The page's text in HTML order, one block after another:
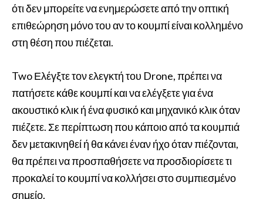
ότι δεν μπορείτε να ενημερώσετε από την οπτική
επιθεώρηση μόνο του αν το κουμπί είναι κολλημένο
στη θέση που πιέζεται.
Two Ελέγξτε τον ελεγκτή του Drone, πρέπει να
πατήσετε κάθε κουμπί και να ελέγξετε για ένα
ακουστικό κλικ ή ένα φυσικό και μηχανικό κλικ όταν
πιέζετε. Σε περίπτωση που κάποιο από τα κουμπιά
δεν μετακινηθεί ή θα κάνει έναν ήχο όταν πιέζονται,
θα πρέπει να προσπαθήσετε να προσδιορίσετε τι
προκαλεί το κουμπί να κολλήσει στο συμπιεσμένο
σημείο.